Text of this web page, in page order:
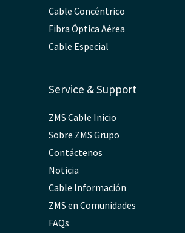
Cable Concéntrico
Fibra Óptica Aérea
Cable Especial
Service & Support
ZMS Cable Inicio
Sobre ZMS Grupo
Contáctenos
Noticia
Cable Información
ZMS en Comunidades
FAQs